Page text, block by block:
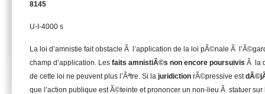
8145
U-I-4000 s
La loi d’amnistie fait obstacle Ã l’application de la loi pÃ©nale Ã
champ d’application. Les faits amnistiÃ©s non encore poursuivis Ã la
de cette loi ne peuvent plus l’Ãªtre. Si la juridiction rÃ©pressive est
que l’action publique est Ã©teinte et prononcer un non-lieu Ã statuer